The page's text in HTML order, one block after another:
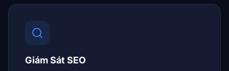
Giám Sát SEO